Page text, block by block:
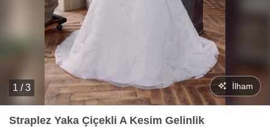
1 / 3 İlham
Straplez Yaka Çiçekli A Kesim Gelinlik